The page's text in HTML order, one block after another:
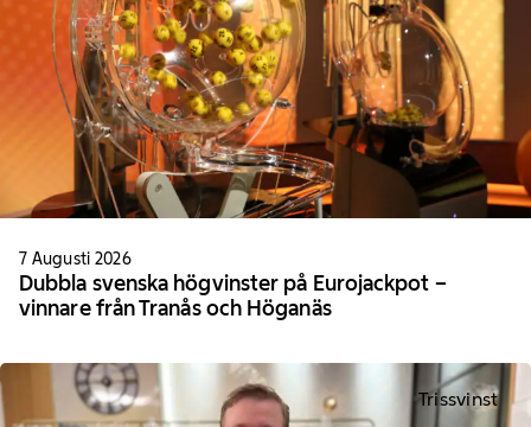
7 Augusti 2026
Dubbla svenska högvinster på Eurojackpot –
vinnare från Tranås och Höganäs
Trissvinst